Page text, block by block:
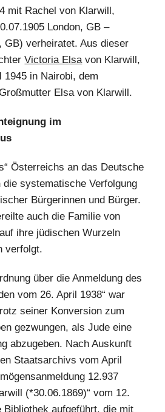
mit Rachel von Klarwill,
London, GB –
GB) verheiratet. Aus dieser
Victoria Elsa von Klarwill,
1945 in Nairobi, dem
Elsa von Klarwill.
im
Österreichs an das Deutsche
die systematische Verfolgung
Bürgerinnen und Bürger.
auch die Familie von
ihre jüdischen Wurzeln
verfolgt.
über die Anmeldung des
vom 26. April 1938“ war
seiner Konversion zum
gezwungen, als Jude eine
abzugeben. Nach Auskunft
Staatsarchivs vom April
12.937
(*30.06.1869)“ vom 12.
Bibliothek aufgeführt, die mit